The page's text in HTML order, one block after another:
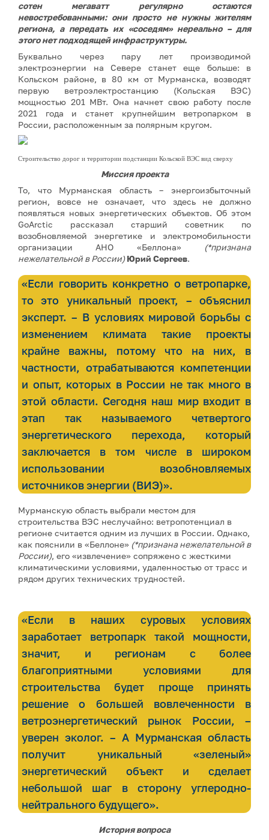
сотен мегаватт регулярно остаются
невостребованными: они просто не нужны жителям
региона, а передать их «соседям» нереально – для
этого нет подходящей инфраструктуры.
Буквально через пару лет производимой
электроэнергии на Севере станет еще больше: в
Кольском районе, в 80 км от Мурманска, возводят
первую ветроэлектростанцию (Кольская ВЭС)
мощностью 201 МВт. Она начнет свою работу после
2021 года и станет крупнейшим ветропарком в
России, расположенным за полярным кругом.
Строительство дорог и территории подстанции Кольской ВЭС вид сверху
Миссия проекта
То, что Мурманская область – энергоизбыточный
регион, вовсе не означает, что здесь не должно
появляться новых энергетических объектов. Об этом
GoArctic рассказал старший советник по
возобновляемой энергетике и электромобильности
организации АНО «Беллона» (*признана
нежелательной в России) Юрий Сергеев.
«Если говорить конкретно о ветропарке,
то это уникальный проект, – объяснил
эксперт. – В условиях мировой борьбы с
изменением климата такие проекты
крайне важны, потому что на них, в
частности, отрабатываются компетенции
и опыт, которых в России не так много в
этой области. Сегодня наш мир входит в
этап так называемого четвертого
энергетического перехода, который
заключается в том числе в широком
использовании возобновляемых
источников энергии (ВИЭ)».
Мурманскую область выбрали местом для
строительства ВЭС неслучайно: ветропотенциал в
регионе считается одним из лучших в России. Однако,
как пояснили в «Беллоне» (*признана нежелательной в
России), его «извлечение» сопряжено с жесткими
климатическими условиями, удаленностью от трасс и
рядом других технических трудностей.
«Если в наших суровых условиях
заработает ветропарк такой мощности,
значит, и регионам с более
благоприятными условиями для
строительства будет проще принять
решение о большей вовлеченности в
ветроэнергетический рынок России, –
уверен эколог. – А Мурманская область
получит уникальный «зеленый»
энергетический объект и сделает
небольшой шаг в сторону углеродно-
нейтрального будущего».
История вопроса